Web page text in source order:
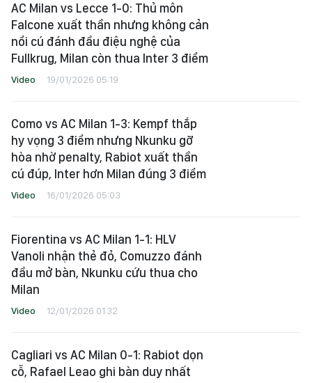
AC Milan vs Lecce 1-0: Thủ môn
Falcone xuất thần nhưng không cản
nổi cú đánh đầu điệu nghệ của
Fullkrug, Milan còn thua Inter 3 điểm
Video 19/01/2026 05:19
Como vs AC Milan 1-3: Kempf thắp
hy vọng 3 điểm nhưng Nkunku gỡ
hòa nhờ penalty, Rabiot xuất thần
cú đúp, Inter hơn Milan đúng 3 điểm
Video 16/01/2026 05:03
Fiorentina vs AC Milan 1-1: HLV
Vanoli nhận thẻ đỏ, Comuzzo đánh
đầu mở bàn, Nkunku cứu thua cho
Milan
Video 12/01/2026 01:32
Cagliari vs AC Milan 0-1: Rabiot dọn
cỗ, Rafael Leao ghi bàn duy nhất